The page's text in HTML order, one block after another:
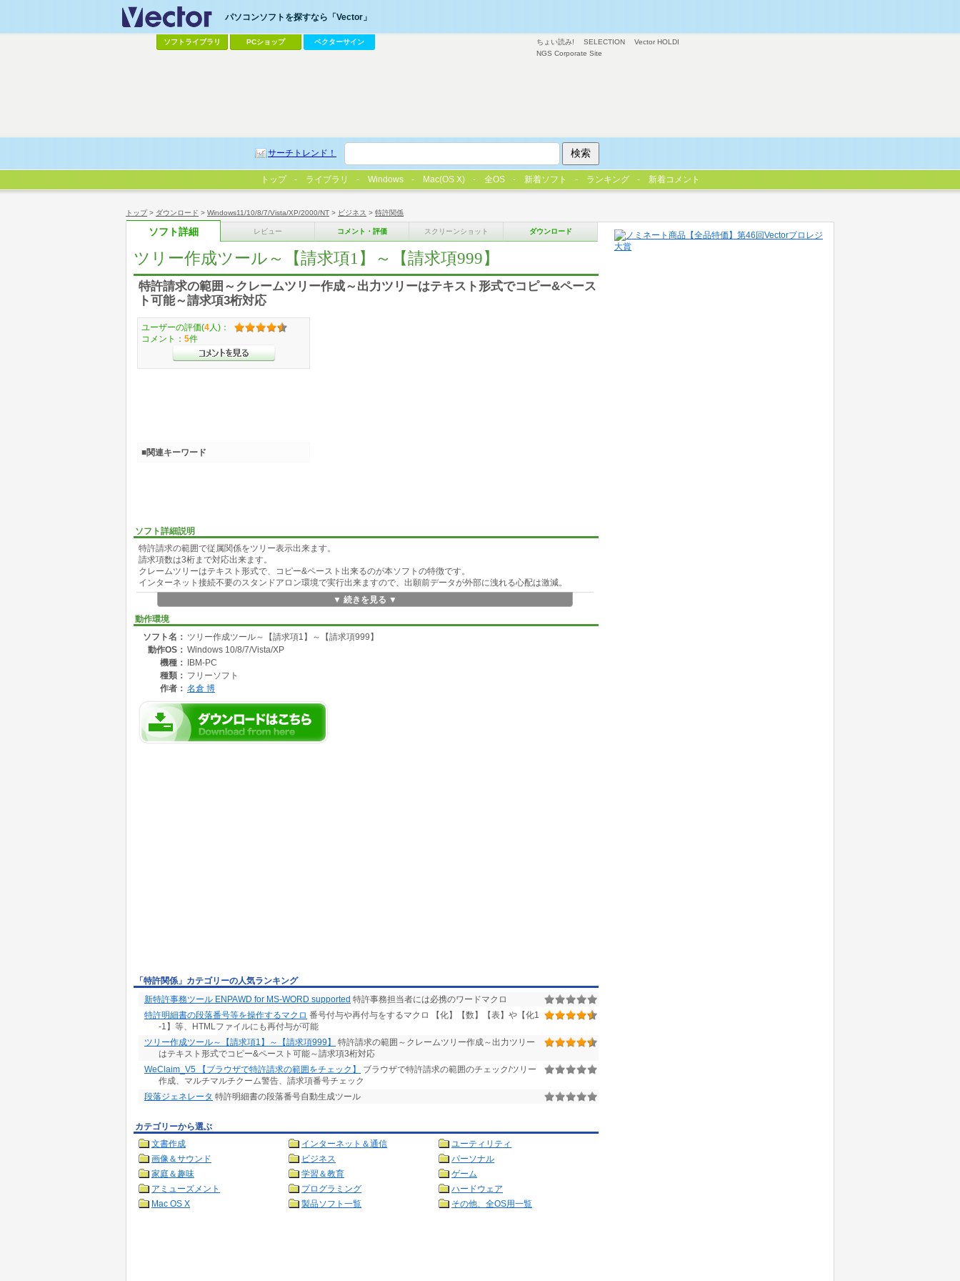
トップ> ダウンロード > Windows11/10/8/7/Vista/XP/2000/NT > ビジネス > 特許関係
ソフト詳細 レビュー コメント・評価 スクリーンショット ダウンロード
ツリー作成ツール～【請求項1】～【請求項999】
特許請求の範囲～クレームツリー作成～出力ツリーはテキスト形式でコピー&ペース
ト可能～請求項3桁対応
ソフト詳細説明
特許請求の範囲で従属関係をツリー表示出来ます。
請求項数は3桁まで対応出来ます。
クレームツリーはテキスト形式で、コピー&ペースト出来るのが本ソフトの特徴です。
インターネット接続不要のスタンドアロン環境で実行出来ますので、出願前データが外部に洩れる心配は激減。
▼ 続きを見る ▼
動作環境
ソフト名： ツリー作成ツール～【請求項1】～【請求項999】
動作OS： Windows 10/8/7/Vista/XP
機種：
IBM-PC
種類： フリーソフト
作者： 名倉 博
ユーザーの評価(4 人)：
コメント： 5件
■関連キーワード
「特許関係」カテゴリーの人気ランキング
新特許事務ツール ENPAWD for MS-WORD supported 特許事務担当者には必携のワードマクロ
特許明細書の段落番号等を操作するマクロ 番号付与や再付与をするマクロ 【化】【数】【表】や【化1
-1】等、HTMLファイルにも再付与が可能
ツリー作成ツール～【請求項1】～【請求項999】
特許請求の範囲～クレームツリー作成～出力ツリー
はテキスト形式でコピー&ペースト可能～請求項3桁対応
WeClaim_V5 【ブラウザで特許請求の範囲をチェック】
ブラウザで特許請求の範囲のチェック/ツリー
作成、マルチマルチクーム警告、請求項番号チェック
段落ジェネレータ 特許明細書の段落番号自動生成ツール
カテゴリーから選ぶ
文書作成
インターネット＆通信
ユーティリティ
画像＆サウンド
ビジネス
パーソナル
家庭＆趣味
学習＆教育
ゲーム
アミューズメント
プログラミング
ハードウェア
Mac OS X
製品ソフト一覧 その他、全OS用一覧
ちょい読み! SELECTION
Vector HOLDI
NGS Corporate Site
パソコンソフトを探すなら「Vector」
ソフトライブラリ PCショップ ベクターサイン
サーチトレンド！
トップ ライブラリ Windows Mac(OS X) 全OS 新着ソフト ランキング 新着コメント